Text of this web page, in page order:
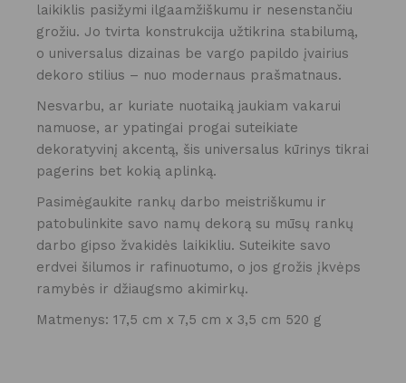
laikiklis pasižymi ilgaamžiškumu ir nesenstančiu
grožiu. Jo tvirta konstrukcija užtikrina stabilumą,
o universalus dizainas be vargo papildo įvairius
dekoro stilius – nuo ​​modernaus prašmatnaus.
Nesvarbu, ar kuriate nuotaiką jaukiam vakarui
namuose, ar ypatingai progai suteikiate
dekoratyvinį akcentą, šis universalus kūrinys tikrai
pagerins bet kokią aplinką.
Pasimėgaukite rankų darbo meistriškumu ir
patobulinkite savo namų dekorą su mūsų rankų
darbo gipso žvakidės laikikliu. Suteikite savo
erdvei šilumos ir rafinuotumo, o jos grožis įkvėps
ramybės ir džiaugsmo akimirkų.
Matmenys: 17,5 cm x 7,5 cm x 3,5 cm 520 g